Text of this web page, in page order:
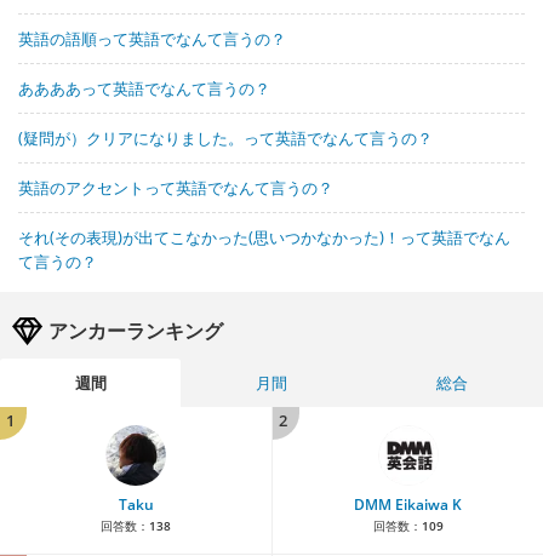
英語の語順って英語でなんて言うの？
ああああって英語でなんて言うの？
(疑問が）クリアになりました。って英語でなんて言うの？
英語のアクセントって英語でなんて言うの？
それ(その表現)が出てこなかった(思いつかなかった)！って英語でなん
て言うの？
アンカーランキング
週間 月間
総合
1
Taku
回答数： 138
2
DMM Eikaiwa K
回答数： 109